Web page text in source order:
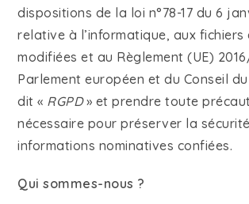
dispositions de la loi n°78-17 du 6
relative à l’informatique, aux
modifiées et au Règlement (UE)
Parlement européen et du Conseil
dit « RGPD» et prendre toute
nécessaire pour préserver la
informations nominatives confiées.
Qui sommes-nous ?